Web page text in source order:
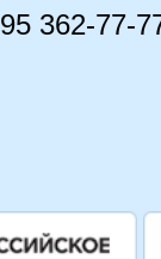
362-77-